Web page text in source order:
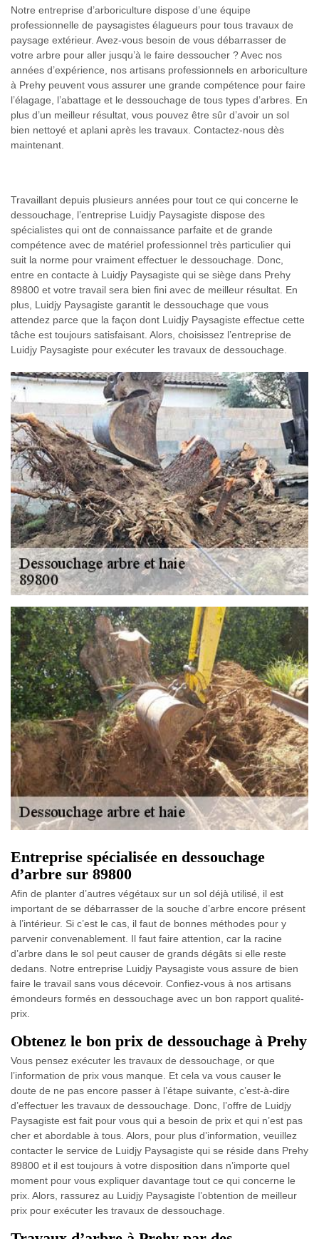
Notre entreprise d’arboriculture dispose d’une équipe
professionnelle de paysagistes élagueurs pour tous travaux de
paysage extérieur. Avez-vous besoin de vous débarrasser de
votre arbre pour aller jusqu’à le faire dessoucher ? Avec nos
années d’expérience, nos artisans professionnels en arboriculture
à Prehy peuvent vous assurer une grande compétence pour faire
l’élagage, l’abattage et le dessouchage de tous types d’arbres. En
plus d’un meilleur résultat, vous pouvez être sûr d’avoir un sol
bien nettoyé et aplani après les travaux. Contactez-nous dès
maintenant.
Travaillant depuis plusieurs années pour tout ce qui concerne le
dessouchage, l’entreprise Luidjy Paysagiste dispose des
spécialistes qui ont de connaissance parfaite et de grande
compétence avec de matériel professionnel très particulier qui
suit la norme pour vraiment effectuer le dessouchage. Donc,
entre en contacte à Luidjy Paysagiste qui se siège dans Prehy
89800 et votre travail sera bien fini avec de meilleur résultat. En
plus, Luidjy Paysagiste garantit le dessouchage que vous
attendez parce que la façon dont Luidjy Paysagiste effectue cette
tâche est toujours satisfaisant. Alors, choisissez l’entreprise de
Luidjy Paysagiste pour exécuter les travaux de dessouchage.
Entreprise spécialisée en dessouchage
d’arbre sur 89800
Afin de planter d’autres végétaux sur un sol déjà utilisé, il est
important de se débarrasser de la souche d’arbre encore présent
à l’intérieur. Si c’est le cas, il faut de bonnes méthodes pour y
parvenir convenablement. Il faut faire attention, car la racine
d’arbre dans le sol peut causer de grands dégâts si elle reste
dedans. Notre entreprise Luidjy Paysagiste vous assure de bien
faire le travail sans vous décevoir. Confiez-vous à nos artisans
émondeurs formés en dessouchage avec un bon rapport qualité-
prix.
Obtenez le bon prix de dessouchage à Prehy
Vous pensez exécuter les travaux de dessouchage, or que
l’information de prix vous manque. Et cela va vous causer le
doute de ne pas encore passer à l’étape suivante, c’est-à-dire
d’effectuer les travaux de dessouchage. Donc, l’offre de Luidjy
Paysagiste est fait pour vous qui a besoin de prix et qui n’est pas
cher et abordable à tous. Alors, pour plus d’information, veuillez
contacter le service de Luidjy Paysagiste qui se réside dans Prehy
89800 et il est toujours à votre disposition dans n’importe quel
moment pour vous expliquer davantage tout ce qui concerne le
prix. Alors, rassurez au Luidjy Paysagiste l’obtention de meilleur
prix pour exécuter les travaux de dessouchage.